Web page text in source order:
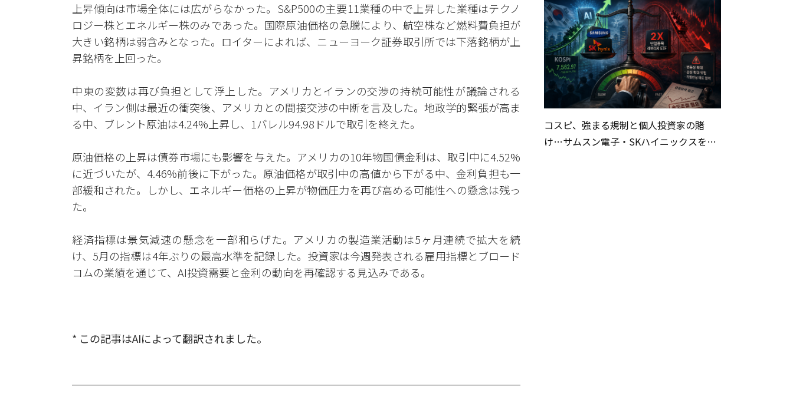
上昇傾向は市場全体には広がらなかった。S&P500の主要11業種の中で上昇した業種はテクノ
ロジー株とエネルギー株のみであった。国際原油価格の急騰により、航空株など燃料費負担が
大きい銘柄は弱含みとなった。ロイターによれば、ニューヨーク証券取引所では下落銘柄が上
昇銘柄を上回った。
中東の変数は再び負担として浮上した。アメリカとイランの交渉の持続可能性が議論される
中、イラン側は最近の衝突後、アメリカとの間接交渉の中断を言及した。地政学的緊張が高ま
る中、ブレント原油は4.24%上昇し、1バレル94.98ドルで取引を終えた。
原油価格の上昇は債券市場にも影響を与えた。アメリカの10年物国債金利は、取引中に4.52%
に近づいたが、4.46%前後に下がった。原油価格が取引中の高値から下がる中、金利負担も一
部緩和された。しかし、エネルギー価格の上昇が物価圧力を再び高める可能性への懸念は残っ
た。
経済指標は景気減速の懸念を一部和らげた。アメリカの製造業活動は5ヶ月連続で拡大を続
け、5月の指標は4年ぶりの最高水準を記録した。投資家は今週発表される雇用指標とブロード
コムの業績を通じて、AI投資需要と金利の動向を再確認する見込みである。
* この記事はAIによって翻訳されました。
コスピ、強まる規制と個人投資家の賭
け…サムスン電子・SKハイニックスを巡